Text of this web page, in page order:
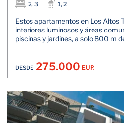
2, 3
1, 2
Estos apartamentos en Los Altos
interiores luminosos y áreas
piscinas y jardines, a solo 800 m
DESDE 275.000 EUR